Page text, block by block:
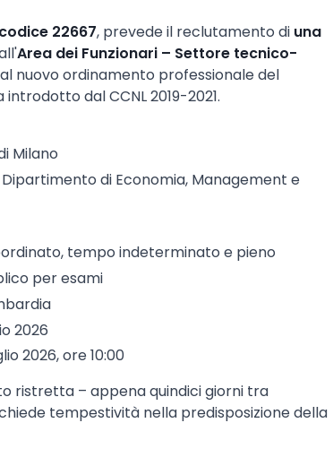
codice 22667, prevede il reclutamento di una
Area dei Funzionari – Settore tecnico-
nuovo ordinamento professionale del
dal CCNL 2019-2021.
Milano
Dipartimento di Economia, Management e
tempo indeterminato e pieno
per esami
2026
2026, ore 10:00
ristretta – appena quindici giorni tra
tempestività nella predisposizione della